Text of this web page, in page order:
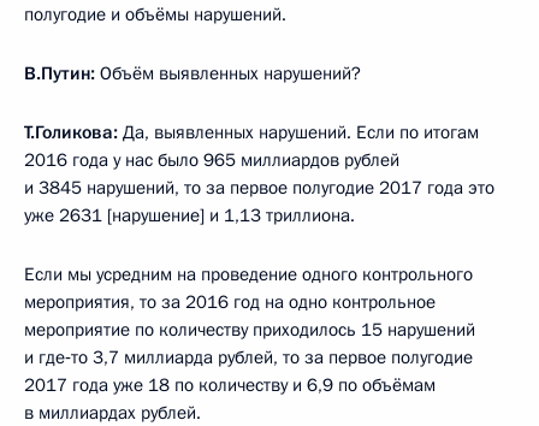
полугодие и объёмы нарушений.
В.Путин: Объём выявленных нарушений?
Т.Голикова: Да, выявленных нарушений. Если по итогам
2016 года у нас было 965 миллиардов рублей
и 3845 нарушений, то за первое полугодие 2017 года это
уже 2631 [нарушение] и 1,13 триллиона.
Если мы усредним на проведение одного контрольного
мероприятия, то за 2016 год на одно контрольное
мероприятие по количеству приходилось 15 нарушений
и где‑то 3,7 миллиарда рублей, то за первое полугодие
2017 года уже 18 по количеству и 6,9 по объёмам
в миллиардах рублей.